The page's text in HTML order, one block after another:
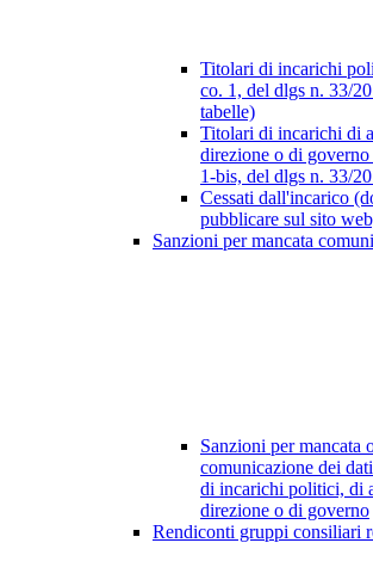
Titolari di incarichi
co. 1, del dlgs n. 33/
tabelle)
Titolari di incarichi di
direzione o di
1-bis, del dlgs n. 33/
Cessati dall'incarico
pubblicare sul sito
Sanzioni per mancata
Sanzioni per mancata
comunicazione dei
di incarichi politici, di
direzione o di governo
Rendiconti gruppi consiliari